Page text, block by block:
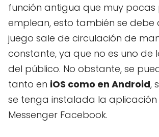
función antigua que muy pocas
emplean, esto también se debe
juego sale de circulación de
constante, ya que no es uno de
del público. No obstante, se
tanto en iOS como en Android,
se tenga instalada la aplicación
Messenger Facebook.